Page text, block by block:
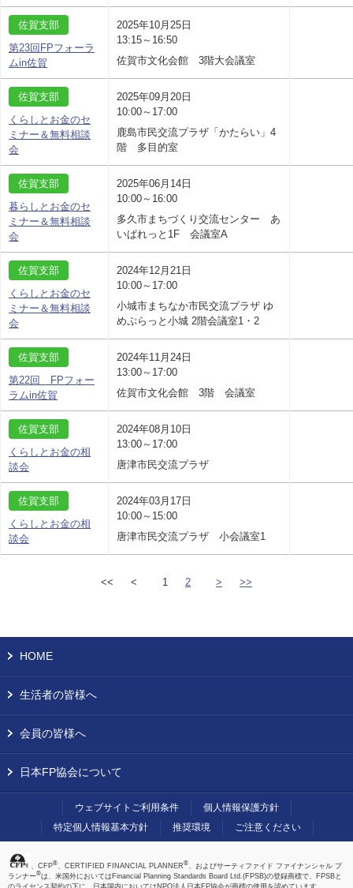
佐賀支部
第23回FPフォーラ
ムin佐賀
2025年10月25日
13:15～16:50
佐賀市文化会館 3階大会議室
佐賀支部
くらしとお金のセ
ミナー＆無料相談
会
2025年09月20日
10:00～17:00
鹿島市民交流プラザ「かたらい」4
階 多目的室
佐賀支部
暮らしとお金のセ
ミナー＆無料相談
会
2025年06月14日
10:00～16:00
多久市まちづくり交流センター あ
いぱれっと1F 会議室A
佐賀支部
くらしとお金のセ
ミナー＆無料相談
会
2024年12月21日
10:00～17:00
小城市まちなか市民交流プラザ ゆ
めぷらっと小城 2階会議室1・2
佐賀支部
第22回 FPフォー
ラムin佐賀
2024年11月24日
13:00～17:00
佐賀市文化会館 3階 会議室
佐賀支部
くらしとお金の相
談会
2024年08月10日
13:00～17:00
唐津市民交流プラザ
佐賀支部
くらしとお金の相
談会
2024年03月17日
10:00～15:00
唐津市民交流プラザ 小会議室1
<< < 1 2 > >>
HOME
生活者の皆様へ
会員の皆様へ
日本FP協会について
ウェブサイトご利用条件
個人情報保護方針
特定個人情報基本方針
推奨環境 ご注意ください
、CFP®、CERTIFIED FINANCIAL PLANNER®、およびサーティファイド ファイナンシャル プ
ランナー®は、米国外においてはFinancial Planning Standards Board Ltd.(FPSB)の登録商標で、FPSBと
のライセンス契約の下に、日本国内においてはNPO法人日本FP協会が商標の使用を認めています。